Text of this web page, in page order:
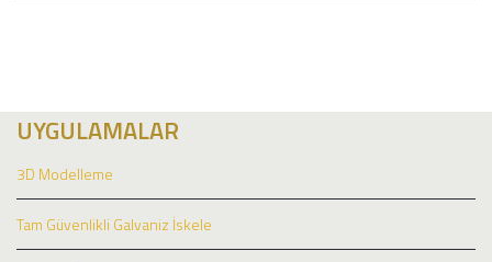
UYGULAMALAR
3D Modelleme
Tam Güvenlikli Galvaniz İskele